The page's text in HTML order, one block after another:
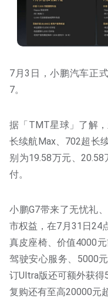
7月3日，小鹏汽车正
7。
据「TMT星球」了解
长续航Max、702超长
别为19.58万元、
付。
小鹏G7带来了无忧礼
市权益，在7月31日24
真皮座椅、价值4000
驾驶安心服务、5000
订Ultra版还可额外获
复购还有至高20000元